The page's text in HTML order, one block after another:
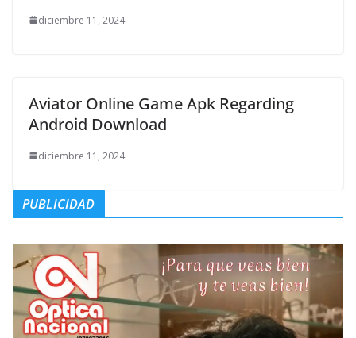
diciembre 11, 2024
Aviator Online Game Apk Regarding
Android Download
diciembre 11, 2024
PUBLICIDAD